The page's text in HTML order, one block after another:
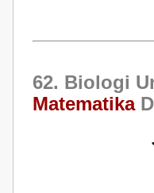
62. Biologi
Matematika